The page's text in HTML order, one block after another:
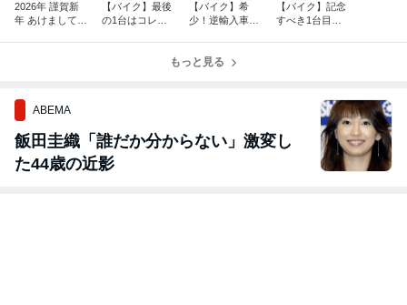
2026年 謹賀新
年 あけましてお
【バイク】最後
の1台はコレ
【バイク】希
少！逆輸入車！
玉カラー！【在
【バイク】記念
すべき1台目の
もっと見る
ABEMA
飯田圭織「誰だか分からない」激変し
た44歳の近影